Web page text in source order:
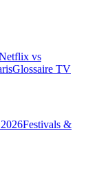
vs
Glossaire TV
Festivals &